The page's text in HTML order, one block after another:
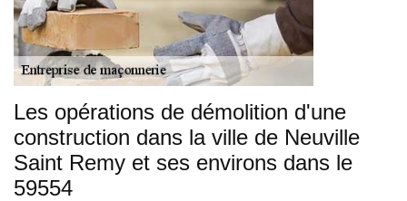
Les opérations de démolition d'une
construction dans la ville de Neuville
Saint Remy et ses environs dans le
59554